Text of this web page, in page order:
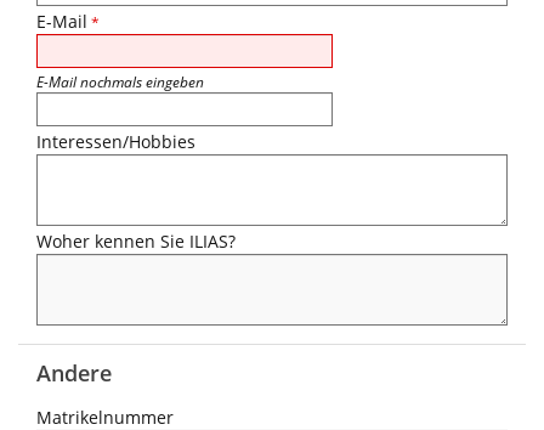
E-Mail *
E-Mail nochmals eingeben
Interessen/Hobbies
Woher kennen Sie ILIAS?
Andere
Matrikelnummer